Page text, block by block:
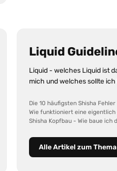
Liquid
Liquid - welches Liquid ist
mich und welches sollte ich
Die 10 häufigsten Shisha Fehler
Wie funktioniert eine eigentlich
Shisha Kopfbau - Wie baue ich
Alle Artikel zum Thema